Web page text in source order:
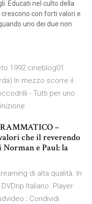
Educati nel culto della
con forti valori e
uno dei due non
1992 cineblog01
In mezzo scorre il
- Tutti per uno
–
che il reverendo
Norman e Paul: la
di alta qualità. In
Italiano. Player
; Condividi.